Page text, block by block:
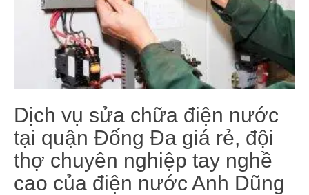
Dịch vụ sửa chữa điện nước
tại quận Đống Đa giá rẻ, đội
thợ chuyên nghiệp tay nghề
cao của điện nước Anh Dũng